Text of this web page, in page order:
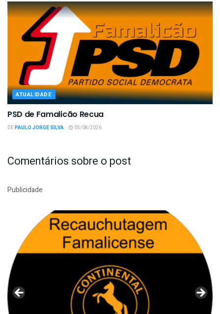
ATUALIDADE
PSD de Famalicão Recua
DEPAULO JORGE SILVA 05/08/2026
Comentários sobre o post
Publicidade